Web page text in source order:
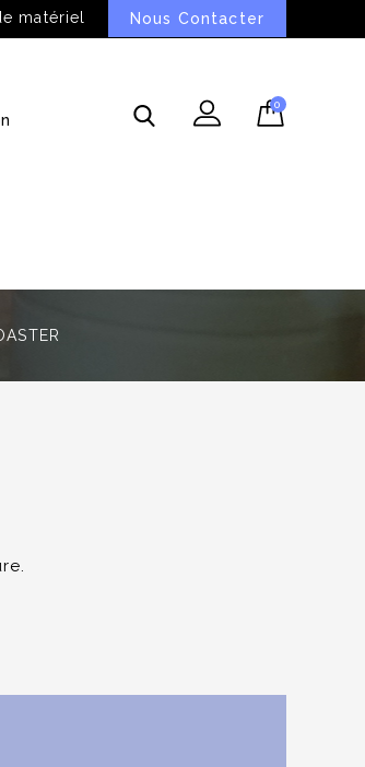
matériel Nous Contacter
0